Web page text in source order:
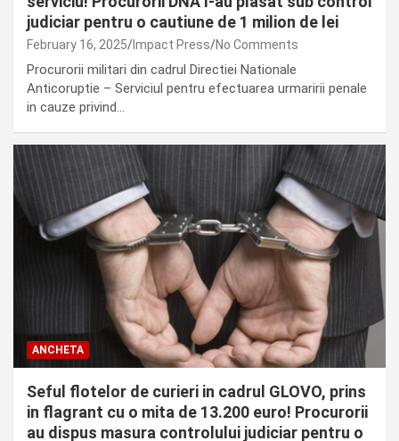
judiciar pentru o cautiune de 1 milion de lei
February 16, 2025 Impact Press No Comments
Procurorii militari din cadrul Directiei Nationale
Anticoruptie – Serviciul pentru efectuarea urmaririi penale
in cauze privind…
ANCHETA
Seful flotelor de curieri in cadrul GLOVO, prins
in flagrant cu o mita de 13.200 euro! Procurorii
au dispus masura controlului judiciar pentru o